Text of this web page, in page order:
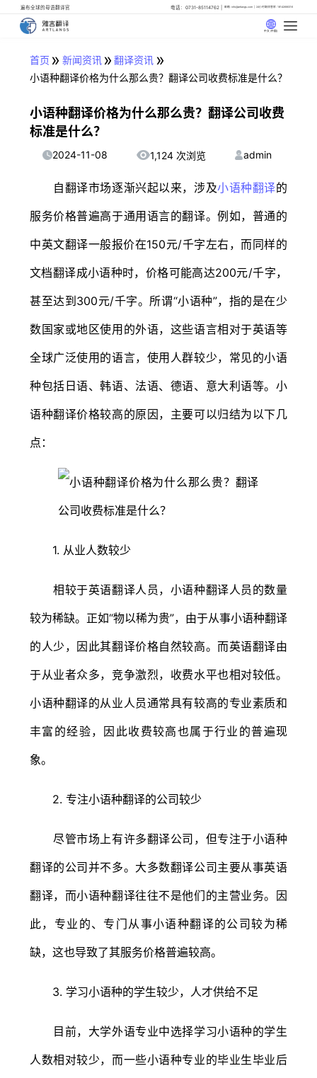
遍布全球的母语翻译官 电话：0731-85114762 邮箱: info@artlangs.com 24小时翻译管家: 18142666316
中文 (中国)
首页 » 新闻资讯» 翻译资讯 »
小语种翻译价格为什么那么贵？翻译公司收费标准是什么？
小语种翻译价格为什么那么贵？翻译公司收费
标准是什么？
2024-11-08 1,124 次浏览 admin
自翻译市场逐渐兴起以来，涉及小语种翻译的
服务价格普遍高于通用语言的翻译。例如，普通的
中英文翻译一般报价在150元/千字左右，而同样的
文档翻译成小语种时，价格可能高达200元/千字，
甚至达到300元/千字。所谓“小语种”，指的是在少
数国家或地区使用的外语，这些语言相对于英语等
全球广泛使用的语言，使用人群较少，常见的小语
种包括日语、韩语、法语、德语、意大利语等。小
语种翻译价格较高的原因，主要可以归结为以下几
点：
1. 从业人数较少
相较于英语翻译人员，小语种翻译人员的数量
较为稀缺。正如“物以稀为贵”，由于从事小语种翻译
的人少，因此其翻译价格自然较高。而英语翻译由
于从业者众多，竞争激烈，收费水平也相对较低。
小语种翻译的从业人员通常具有较高的专业素质和
丰富的经验，因此收费较高也属于行业的普遍现
象。
2. 专注小语种翻译的公司较少
尽管市场上有许多翻译公司，但专注于小语种
翻译的公司并不多。大多数翻译公司主要从事英语
翻译，而小语种翻译往往不是他们的主营业务。因
此，专业的、专门从事小语种翻译的公司较为稀
缺，这也导致了其服务价格普遍较高。
3. 学习小语种的学生较少，人才供给不足
目前，大学外语专业中选择学习小语种的学生
人数相对较少，而一些小语种专业的毕业生毕业后